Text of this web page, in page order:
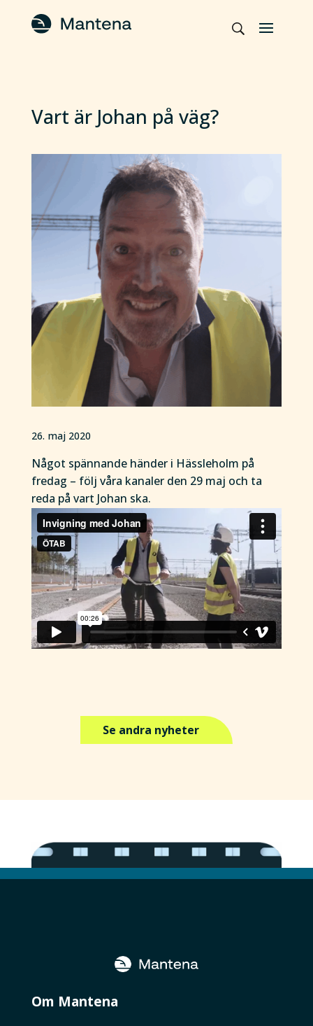
Vart är Johan på väg?
26. maj 2020
Något spännande händer i Hässleholm på
fredag – följ våra kanaler den 29 maj och ta
reda på vart Johan ska.
Se andra nyheter
Om Mantena